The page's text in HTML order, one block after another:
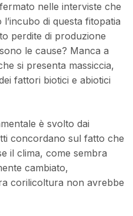
nelle interviste che
di questa fitopatia
perdite di produzione
le cause? Manca a
si presenta massiccia,
fattori biotici e abiotici
è svolto dai
concordano sul fatto che
il clima, come sembra
cambiato,
corilicoltura non avrebbe